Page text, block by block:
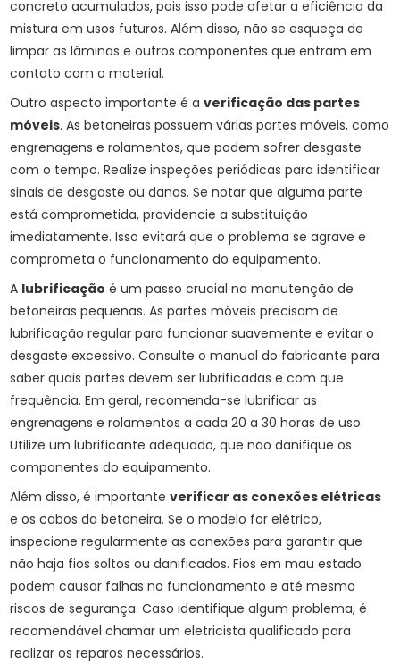
concreto acumulados, pois isso pode afetar a eficiência da
mistura em usos futuros. Além disso, não se esqueça de
limpar as lâminas e outros componentes que entram em
contato com o material.
Outro aspecto importante é averificação das partes
móveis. As betoneiras possuem várias partes móveis, como
engrenagens e rolamentos, que podem sofrer desgaste
com o tempo. Realize inspeções periódicas para identificar
sinais de desgaste ou danos. Se notar que alguma parte
está comprometida, providencie a substituição
imediatamente. Isso evitará que o problema se agrave e
comprometa o funcionamento do equipamento.
A lubrificação é um passo crucial na manutenção de
betoneiras pequenas. As partes móveis precisam de
lubrificação regular para funcionar suavemente e evitar o
desgaste excessivo. Consulte o manual do fabricante para
saber quais partes devem ser lubrificadas e com que
frequência. Em geral, recomenda-se lubrificar as
engrenagens e rolamentos a cada 20 a 30 horas de uso.
Utilize um lubrificante adequado, que não danifique os
componentes do equipamento.
Além disso, é importanteverificar as conexões elétricas
e os cabos da betoneira. Se o modelo for elétrico,
inspecione regularmente as conexões para garantir que
não haja fios soltos ou danificados. Fios em mau estado
podem causar falhas no funcionamento e até mesmo
riscos de segurança. Caso identifique algum problema, é
recomendável chamar um eletricista qualificado para
realizar os reparos necessários.